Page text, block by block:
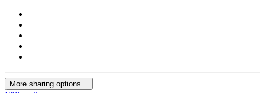
More sharing options...